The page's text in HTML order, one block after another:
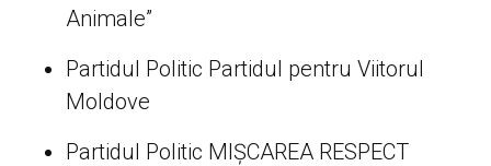
Animale”
Partidul Politic Partidul pentru Viitorul
Moldove
Partidul Politic MIŞCAREA RESPECT